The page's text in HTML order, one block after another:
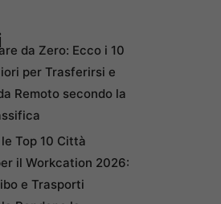
da Zero: Ecco i 10
per Trasferirsi e
Remoto secondo la
Top 10 Città
il Workcation 2026:
e Trasporti